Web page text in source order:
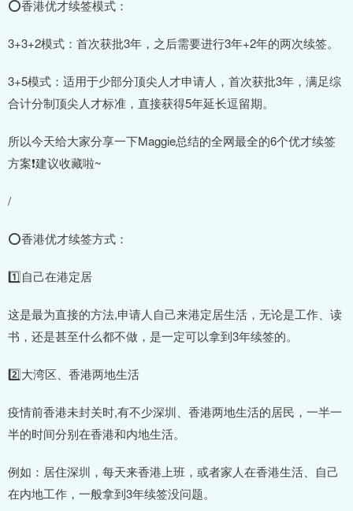
⭕香港优才续签模式：
3+3+2模式：首次获批3年，之后需要进行3年+2年的两次续签。
3+5模式：适用于少部分顶尖人才申请人，首次获批3年，满足综
合计分制顶尖人才标准，直接获得5年延长逗留期。
所以今天给大家分享一下Maggie总结的全网最全的6个优才续签
方案❗️建议收藏啦~
/
⭕香港优才续签方式：
1️⃣自己在港定居
这是最为直接的方法,申请人自己来港定居生活，无论是工作、读
书，还是甚至什么都不做，是一定可以拿到3年续签的。
2️⃣大湾区、香港两地生活
疫情前香港未封关时,有不少深圳、香港两地生活的居民，一半一
半的时间分别在香港和内地生活。
例如：居住深圳，每天来香港上班，或者家人在香港生活、自己
在内地工作，一般拿到3年续签没问题。